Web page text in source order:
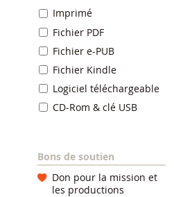
Imprimé
Fichier PDF
Fichier e-PUB
Fichier Kindle
Logiciel téléchargeable
CD-Rom & clé USB
Bons de soutien
Don pour la mission et
les productions